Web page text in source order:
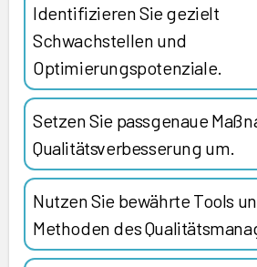
Identifizieren Sie gezielt
Schwachstellen und
Optimierungspotenziale.
Setzen Sie passgenaue
Qualitätsverbesserung um.
Nutzen Sie bewährte Tools
Methoden des